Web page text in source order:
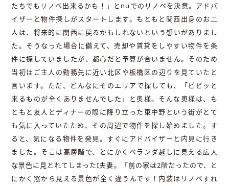
たちでもリノベ出来るかも！」とnuでのリノベを決意。アドバ
イザーと物件探しがスタートします。もともと関西出身のお二
人は、将来的に関西に戻るかもしれないという想いがありまし
た。そうなった場合に備えて、売却や賃貸をしやすい物件を条
件に探していましたが、都心だと予算が合いません。そのため
当初はご主人の勤務先に近い北区や板橋区の辺りを見ていたと
言います。ただ、どんなにそのエリアで探しても、「ビビッと
来るものが全くありませんでした」と奥様。そんな奥様は、も
ともと友人とディナーの際に降り立った東中野という街がとて
も気に入っていたため、その周辺で物件を探し始めました。す
ると、気になる物件を発見。すぐにアドバイザーと内見に行き
ました。そこは高層階で、とにかくベランダ越しに見える広大
な景色に見とれてしまったI夫妻。「前の家は2階だったので、と
にかく窓から見える景色が全く違うんです！内装はリノベすれ